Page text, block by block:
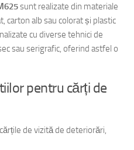
sunt realizate din materiale
carton alb sau colorat și plastic
cu diverse tehnici de
sau serigrafic, oferind astfel o
pentru cărți de
de vizită de deteriorări,